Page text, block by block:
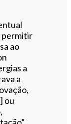
permitir
ao
a
a
ou